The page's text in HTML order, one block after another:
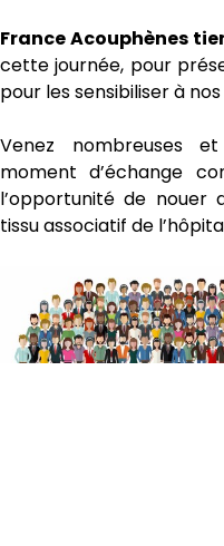
France Acouphènes
cette journée, pour
pour les sensibiliser à
Venez nombreuses
moment d’échange
l’opportunité de nouer
tissu associatif de